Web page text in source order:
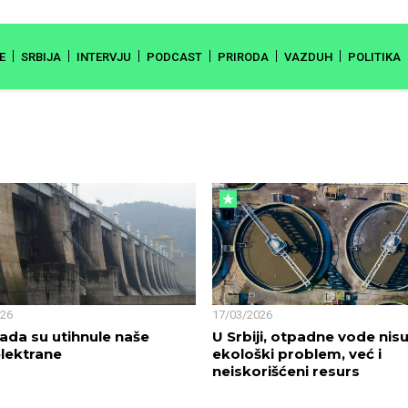
SRBIJA INTERVJU PODCAST PRIRODA VAZDUH POLITIKA
su utihnule naše
17/03/2026
U Srbiji, otpadne vode
ekološki problem, već i
neiskorišćeni resurs